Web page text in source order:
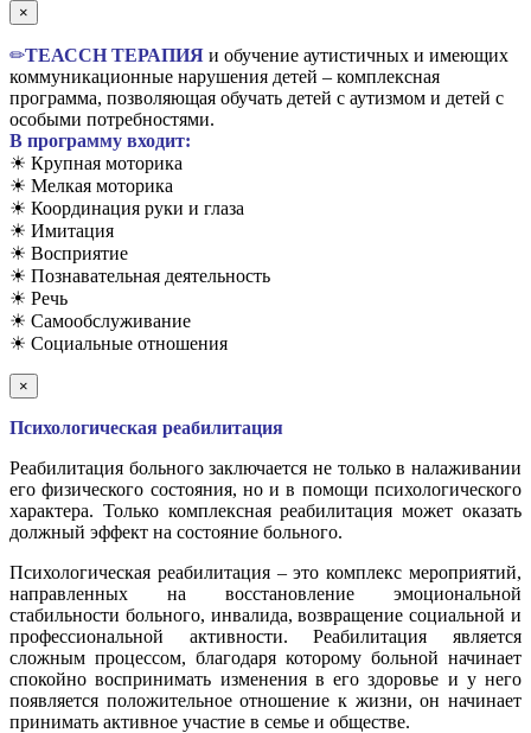
×
✏TЕАССН ТЕРАПИЯ и обучение аутистичных и имеющих
коммуникационные нарушения детей – комплексная
программа, позволяющая обучать детей с аутизмом и детей с
особыми потребностями.
В программу входит:
☀ Крупная моторика
☀ Мелкая моторика
☀ Координация руки и глаза
☀ Имитация
☀ Восприятие
☀ Познавательная деятельность
☀ Речь
☀ Самообслуживание
☀ Социальные отношения
×
Психологическая реабилитация
Реабилитация больного заключается не только в налаживании
его физического состояния, но и в помощи психологического
характера. Только комплексная реабилитация может оказать
должный эффект на состояние больного.
Психологическая реабилитация – это комплекс мероприятий,
направленных на восстановление эмоциональной
стабильности больного, инвалида, возвращение социальной и
профессиональной активности. Реабилитация является
сложным процессом, благодаря которому больной начинает
спокойно воспринимать изменения в его здоровье и у него
появляется положительное отношение к жизни, он начинает
принимать активное участие в семье и обществе.